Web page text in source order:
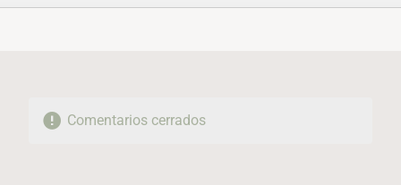
FACEBOOKTWITTERFLIPBOARD
E-
WHATSAPP
Comentarios cerrados